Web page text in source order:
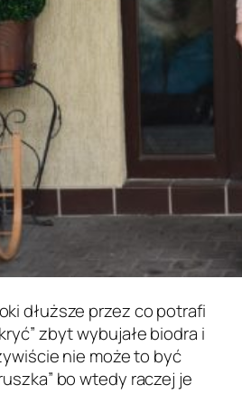
dłuższe przez co potrafi
zbyt wybujałe biodra i
nie może to być
bo wtedy raczej je